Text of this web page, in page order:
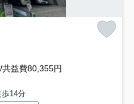
共益費80,355円
14分